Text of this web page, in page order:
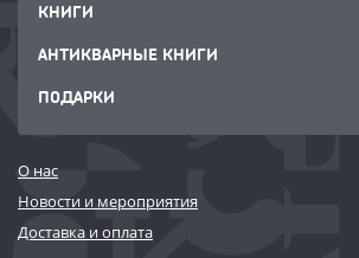
КНИГИ
АНТИКВАРНЫЕ КНИГИ
ПОДАРКИ
О нас
Новости и мероприятия
Доставка и оплата